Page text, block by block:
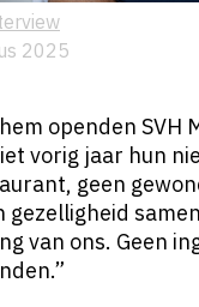
2025
openden SVH
vorig jaar hun
geen
gezelligheid
van ons. Geen